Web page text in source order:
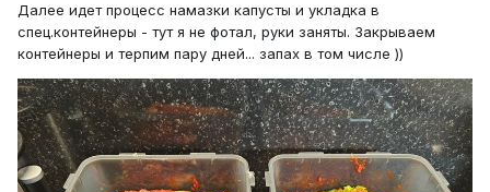
Далее идет процесс намазки капусты и укладка в
спец.контейнеры - тут я не фотал, руки заняты. Закрываем
контейнеры и терпим пару дней... запах в том числе ))